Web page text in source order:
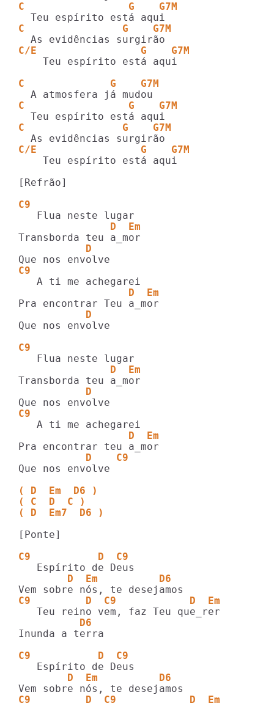
C                 G    G7M
C                G    G7M
C/E                 G    G7M
    Teu espírito está aqui
C              G    G7M
C                 G    G7M
C                G    G7M
C/E                 G    G7M
    Teu espírito está aqui
[Refrão]
C9
               D  Em
           D
C9
                  D  Em
           D
Que nos envolve
C9
               D  Em
           D
C9
                  D  Em
           D    C9
Que nos envolve
( D  Em  D6 )
( C  D  C )
( D  Em7  D6 )
[Ponte]
C9           D  C9
        D  Em          D6
C9         D  C9            D  Em
          D6
Inunda a terra
C9           D  C9
        D  Em          D6
C9         D  C9            D  Em